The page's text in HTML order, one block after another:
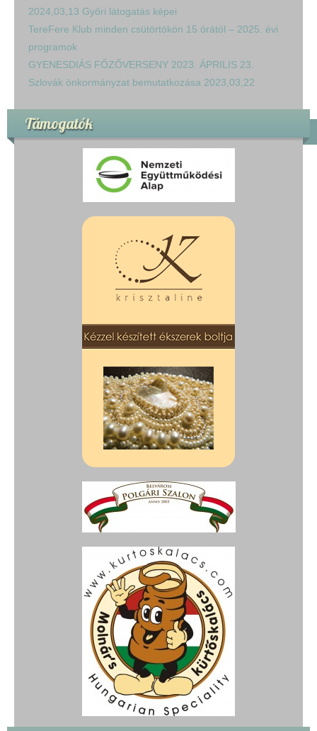
2024,03,13 Győri látogatás képei
TereFere Klub minden csütörtökön 15 órától – 2025. évi
programok
GYENESDIÁS FŐZŐVERSENY 2023. ÁPRILIS 23.
Szlovák önkormányzat bemutatkozása 2023,03,22
Támogatók